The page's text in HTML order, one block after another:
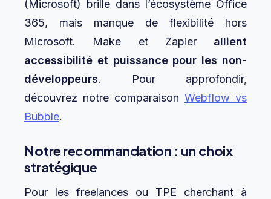
(Microsoft) brille dans l’écosystème Office
365, mais manque de flexibilité hors
Microsoft. Make et Zapier allient
accessibilité et puissance pour les non-
développeurs. Pour approfondir,
découvrez notre comparaison Webflow vs
Bubble.
Notre recommandation : un choix
stratégique
Pour les freelances ou TPE cherchant à